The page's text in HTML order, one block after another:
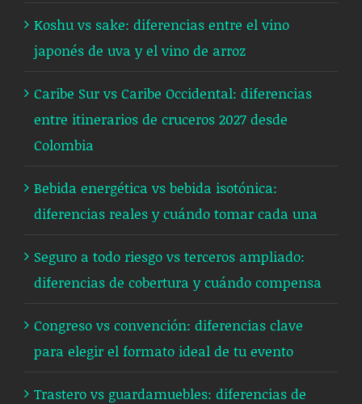
Koshu vs sake: diferencias entre el vino
japonés de uva y el vino de arroz
Caribe Sur vs Caribe Occidental: diferencias
entre itinerarios de cruceros 2027 desde
Colombia
Bebida energética vs bebida isotónica:
diferencias reales y cuándo tomar cada una
Seguro a todo riesgo vs terceros ampliado:
diferencias de cobertura y cuándo compensa
Congreso vs convención: diferencias clave
para elegir el formato ideal de tu evento
Trastero vs guardamuebles: diferencias de